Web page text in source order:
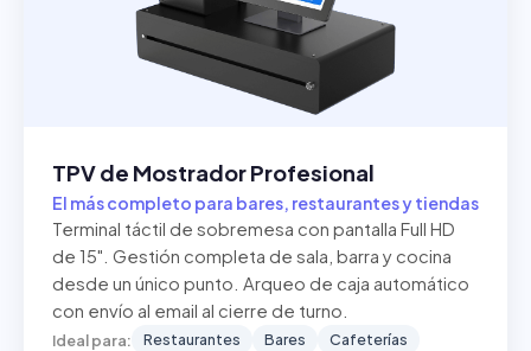
TPV de Mostrador Profesional
El más completo para bares, restaurantes y tiendas
Terminal táctil de sobremesa con pantalla Full HD
de 15". Gestión completa de sala, barra y cocina
desde un único punto. Arqueo de caja automático
con envío al email al cierre de turno.
Ideal para: Restaurantes Bares
Cafeterías